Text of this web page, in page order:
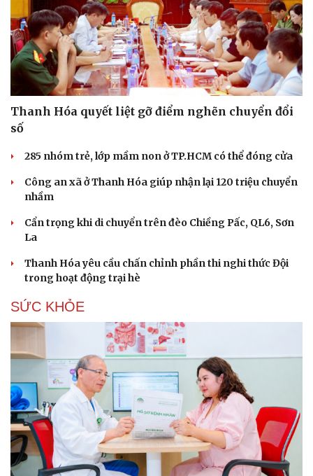
Thanh Hóa quyết liệt gỡ điểm nghẽn chuyển đổi
số
285 nhóm trẻ, lớp mầm non ở TP.HCM có thể đóng cửa
Công an xã ở Thanh Hóa giúp nhận lại 120 triệu chuyển
nhầm
Cẩn trọng khi di chuyển trên đèo Chiềng Pấc, QL6, Sơn
La
Thanh Hóa yêu cầu chấn chỉnh phần thi nghi thức Đội
trong hoạt động trại hè
SỨC KHỎE